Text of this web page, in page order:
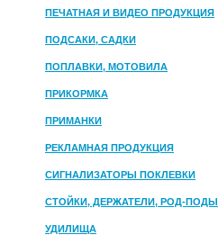
ПЕЧАТНАЯ И ВИДЕО ПРОДУКЦИЯ
ПОДСАКИ, САДКИ
ПОПЛАВКИ, МОТОВИЛА
ПРИКОРМКА
ПРИМАНКИ
РЕКЛАМНАЯ ПРОДУКЦИЯ
СИГНАЛИЗАТОРЫ ПОКЛЕВКИ
СТОЙКИ, ДЕРЖАТЕЛИ, РОД-ПОДЫ
УДИЛИЩА